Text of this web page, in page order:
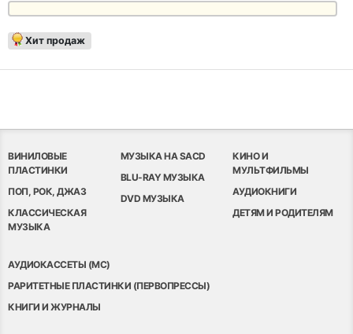
Хит продаж
ВИНИЛОВЫЕ
ПЛАСТИНКИ
ПОП, РОК, ДЖАЗ
КЛАССИЧЕСКАЯ
МУЗЫКА
МУЗЫКА НА SACD
BLU-RAY МУЗЫКА
DVD МУЗЫКА
КИНО И
МУЛЬТФИЛЬМЫ
АУДИОКНИГИ
ДЕТЯМ И РОДИТЕЛЯМ
АУДИОКАССЕТЫ (MC)
РАРИТЕТНЫЕ ПЛАСТИНКИ (ПЕРВОПРЕССЫ)
КНИГИ И ЖУРНАЛЫ